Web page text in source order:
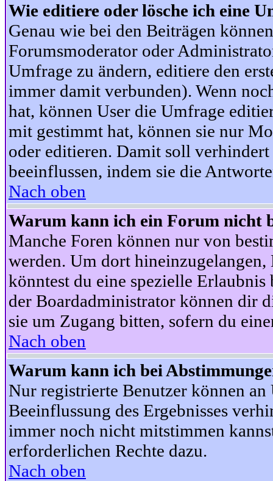
Wie editiere oder lösche ich eine
Genau wie bei den Beiträgen
Forumsmoderator oder
Umfrage zu ändern, editiere den
immer damit verbunden). Wenn
hat, können User die Umfrage
mit gestimmt hat, können sie nur
oder editieren. Damit soll
beeinflussen, indem sie die
Nach oben
Warum kann ich ein Forum nicht
Manche Foren können nur von
werden. Um dort hineinzugelangen,
könntest du eine spezielle
der Boardadministrator können dir
sie um Zugang bitten, sofern du
Nach oben
Warum kann ich bei
Nur registrierte Benutzer können
Beeinflussung des Ergebnisses
immer noch nicht mitstimmen
erforderlichen Rechte dazu.
Nach oben